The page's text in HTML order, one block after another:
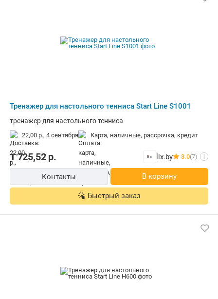
Тренажер для настольного тенниса Start Line S1001
тренажер для настольного тенниса
22,00 р., 4 сентября карта, наличные, рассрочка, кредит
1 725,52р. lix.by 3.0(7) i
Контакты В корзину
Быстрый заказ